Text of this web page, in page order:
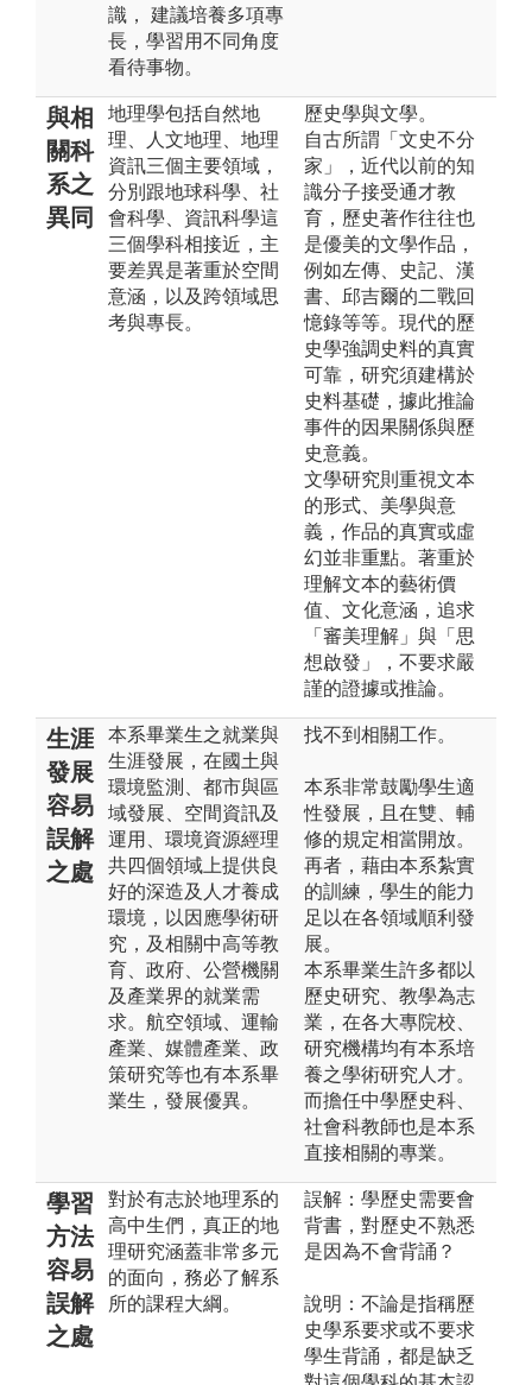
識， 建議培養多項專
長，學習用不同角度
看待事物。
與相
關科
系之
異同
地理學包括自然地
理、人文地理、地理
資訊三個主要領域，
分別跟地球科學、社
會科學、資訊科學這
三個學科相接近，主
要差異是著重於空間
意涵，以及跨領域思
考與專長。
歷史學與文學。
自古所謂「文史不分
家」，近代以前的知
識分子接受通才教
育，歷史著作往往也
是優美的文學作品，
例如左傳、史記、漢
書、邱吉爾的二戰回
憶錄等等。現代的歷
史學強調史料的真實
可靠，研究須建構於
史料基礎，據此推論
事件的因果關係與歷
史意義。
文學研究則重視文本
的形式、美學與意
義，作品的真實或虛
幻並非重點。著重於
理解文本的藝術價
值、文化意涵，追求
「審美理解」與「思
想啟發」，不要求嚴
謹的證據或推論。
生涯
發展
容易
誤解
之處
本系畢業生之就業與
生涯發展，在國土與
環境監測、都市與區
域發展、空間資訊及
運用、環境資源經理
共四個領域上提供良
好的深造及人才養成
環境，以因應學術研
究，及相關中高等教
育、政府、公營機關
及產業界的就業需
求。航空領域、運輸
產業、媒體產業、政
策研究等也有本系畢
業生，發展優異。
找不到相關工作。
本系非常鼓勵學生適
性發展，且在雙、輔
修的規定相當開放。
再者，藉由本系紮實
的訓練，學生的能力
足以在各領域順利發
展。
本系畢業生許多都以
歷史研究、教學為志
業，在各大專院校、
研究機構均有本系培
養之學術研究人才。
而擔任中學歷史科、
社會科教師也是本系
直接相關的專業。
學習
方法
容易
誤解
之處
對於有志於地理系的
高中生們，真正的地
理研究涵蓋非常多元
的面向，務必了解系
所的課程大綱。
誤解：學歷史需要會
背書，對歷史不熟悉
是因為不會背誦？
說明：不論是指稱歷
史學系要求或不要求
學生背誦，都是缺乏